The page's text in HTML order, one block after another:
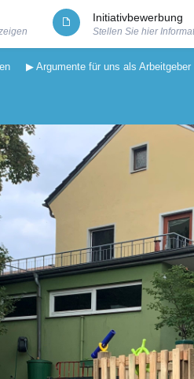
Initiativbewerbung
Stellen Sie hier
▶ Argumente für uns als Arbeitgeber